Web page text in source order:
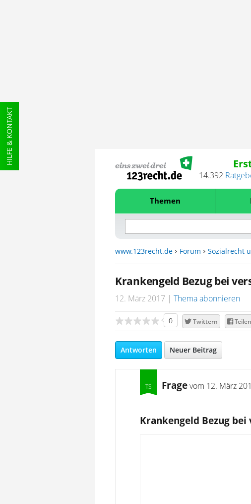
HILFE & KONTAKT
14.392
Themen
www.123recht.de Forum Sozialrecht
Krankengeld Bezug bei
12. März 2017 Thema abonnieren
0 Twittern Teilen
Antworten Neuer Beitrag
Fragevom 12. März
Krankengeld Bezug